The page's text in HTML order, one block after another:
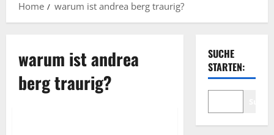
Home warum ist andrea berg traurig?
warum ist andrea
berg traurig?
SUCHE
STARTEN: